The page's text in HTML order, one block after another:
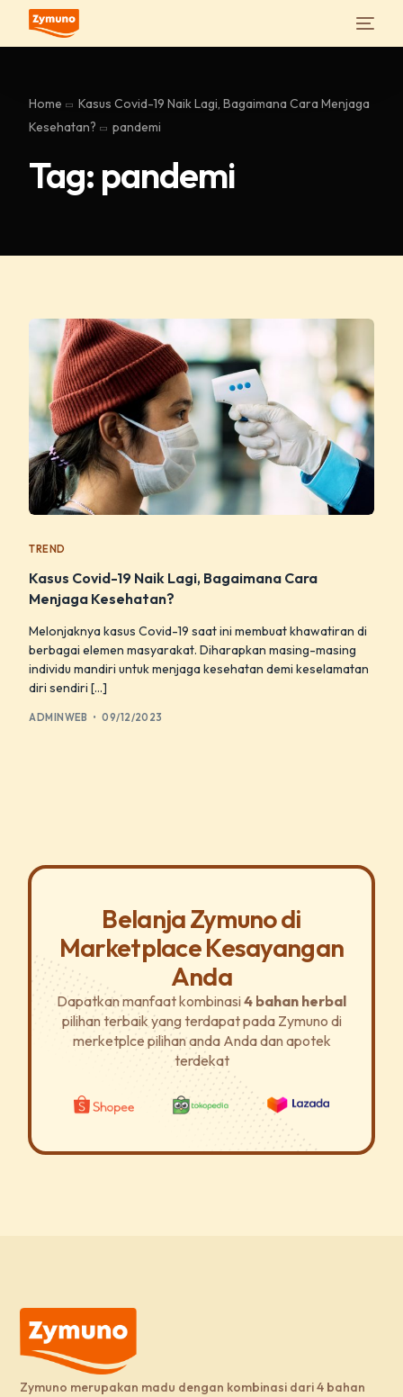
Home
Kasus Covid-19 Naik Lagi, Bagaimana Cara Menjaga
Kesehatan?
pandemi
Tag: pandemi
TREND
Kasus Covid-19 Naik Lagi, Bagaimana Cara
Menjaga Kesehatan?
Melonjaknya kasus Covid-19 saat ini membuat khawatiran di
berbagai elemen masyarakat. Diharapkan masing-masing
individu mandiri untuk menjaga kesehatan demi keselamatan
diri sendiri […]
ADMINWEB 09/12/2023
Belanja Zymuno di
Marketplace Kesayangan
Anda
Dapatkan manfaat kombinasi 4 bahan herbal
pilihan terbaik yang terdapat pada Zymuno di
merketplce pilihan anda Anda dan apotek
terdekat
Zymuno merupakan madu dengan kombinasi dari 4 bahan